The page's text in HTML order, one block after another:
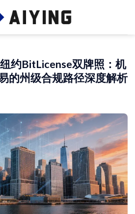
约BitLicense双牌照：机
的州级合规路径深度解析